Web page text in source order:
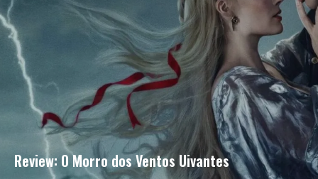
Review: O Morro dos Ventos Uivantes